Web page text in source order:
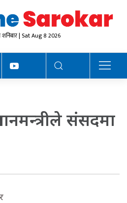
शनिबार | Sat Aug 8 2026
संसदमा